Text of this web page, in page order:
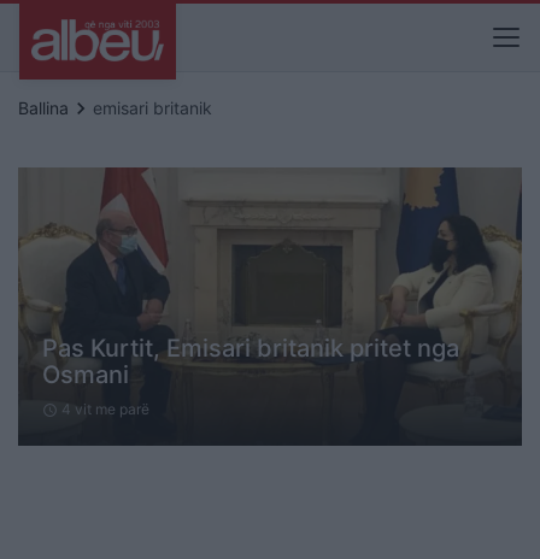
Ballina keyboard_arrow_right emisari britanik
Pas Kurtit, Emisari britanik pritet nga
Osmani
schedule 4 vit me parë